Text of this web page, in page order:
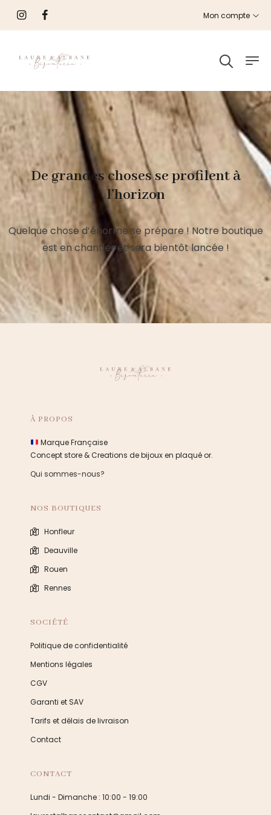
Mon compte
De grandes choses se profilent à
l’horizon
Quelque chose d’énorme se prépare ! Notre boutique
est en chantier et sera bientôt lancée !
À PROPOS
Marque Française
Concept store & Creations de bijoux en plaqué or.
Qui sommes-nous?
NOS BOUTIQUES
Honfleur
Deauville
Rouen
Rennes
SOCIÉTÉ
Politique de confidentialité
Mentions légales
CGV
Garanti et SAV
Tarifs et délais de livraison
Contact
CONTACT
Lundi - Dimanche : 10:00 - 19:00